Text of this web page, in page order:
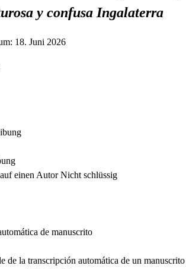
y confusa Ingalaterra
18. Juni 2026
einen Autor Nicht schlüssig
de manuscrito
de la transcripción automática de un manuscrito